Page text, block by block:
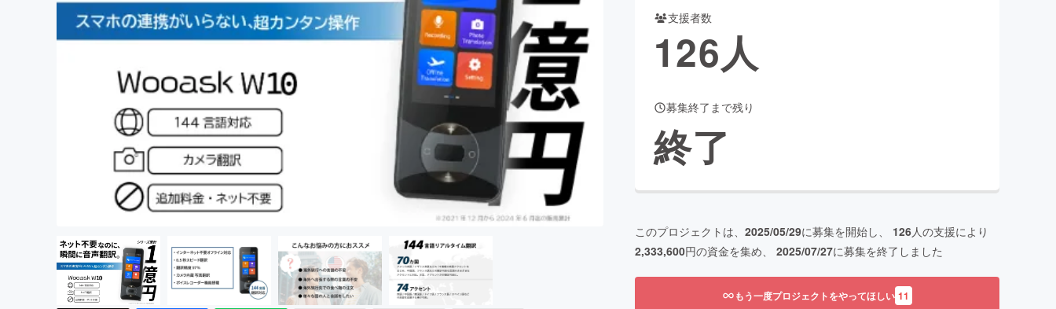
ビジネス・起業 チャレンジ ビューティー・ヘルスケア
まちづくり・地域活性化
CAMPFIRE for Social GoodCAMPFIRE Creation
CAMPFIREふるさと納税machi-ya コミュニティ
支援者数
126人
募集終了まで残り
終了
このプロジェクトは、 2025/05/29に募集を開始し、 126人の支援により
2,333,600円の資金を集め、 2025/07/27に募集を終了しました
もう一度プロジェクトをやってほしい 11